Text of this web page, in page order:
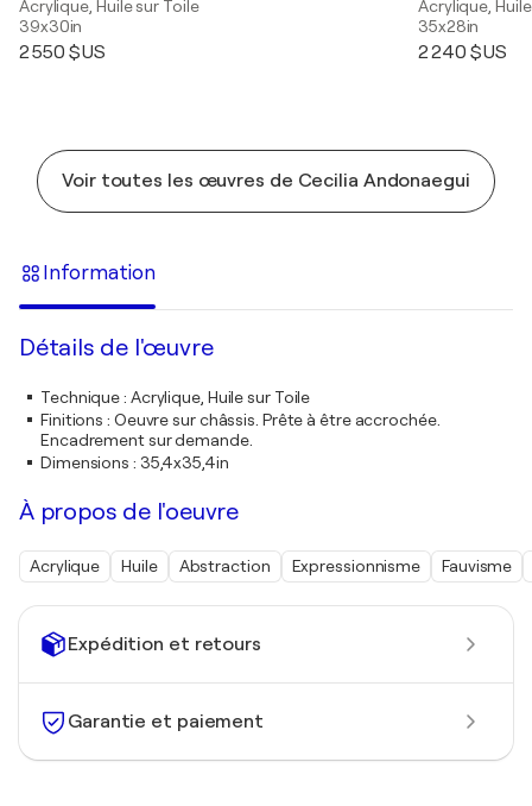
Expédition et retours
Garantie et paiement
Acrylique, Huile sur Toile
39x30in
2 550 $US
Acrylique,
35x28in
2 240 $US
Voir toutes les œuvres de Cecilia Andonaegui
Information
Détails de l'œuvre
Technique: Acrylique, Huile sur Toile
Finitions : Oeuvre sur châssis. Prête à être accrochée.
Encadrement sur demande.
Dimensions : 35,4x35,4in
À propos de l'oeuvre
Acrylique Huile Abstraction Expressionnisme Fauvisme